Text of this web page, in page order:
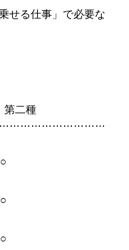
せる仕事」で必要な
種